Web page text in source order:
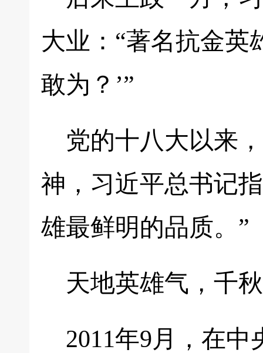
大业：“著名抗金英
敢为？’”
党的十八大以来
神，习近平总书记
雄最鲜明的品质。”
天地英雄气，千
2011年9月，在